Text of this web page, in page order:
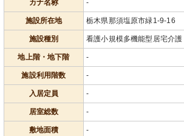
カナ名称 -
施設所在地 栃木県那須塩原市緑1-9-16
施設種別 看護小規模多機能型居宅介護
地上階・地下階 -
施設利用階数 -
入居定員 -
居室総数 -
敷地面積 -